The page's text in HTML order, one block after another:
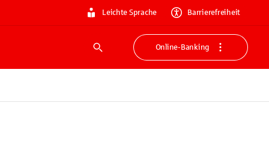
Leichte Sprache Barrierefreiheit
Suche
Online-Banking